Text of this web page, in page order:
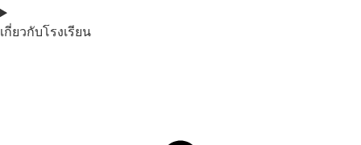
เกี่ยวกับโรงเรียน